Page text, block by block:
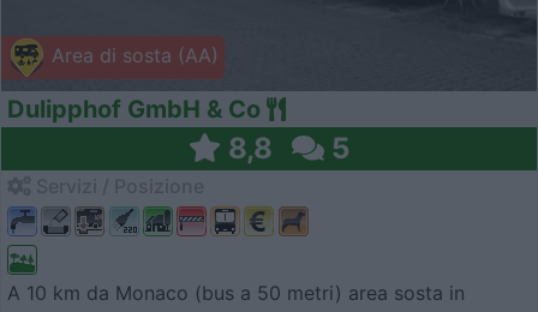
Area di sosta (AA)
Dulipphof GmbH & Co
8,8 5
A 10 km da Monaco (bus a 50 metri) area sosta in